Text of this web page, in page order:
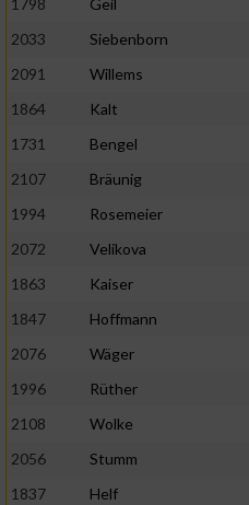
1798
Geil
2033
Siebenborn
2091
Willems
1864
Kalt
1731
Bengel
2107
Bräunig
1994
Rosemeier
2072
Velikova
1863
Kaiser
1847
Hoffmann
2076
Wäger
1996
Rüther
2108
Wolke
2056
Stumm
1837
Helf